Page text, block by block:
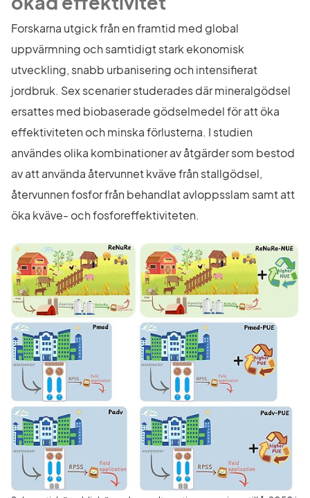
Forskarna utgick från en framtid med global
uppvärmning och samtidigt stark ekonomisk
utveckling, snabb urbanisering och intensifierat
jordbruk. Sex scenarier studerades där mineralgödsel
ersattes med biobaserade gödselmedel för att öka
effektiviteten och minska förlusterna. I studien
användes olika kombinationer av åtgärder som bestod
av att använda återvunnet kväve från stallgödsel,
återvunnen fosfor från behandlat avloppsslam samt att
öka kväve- och fosforeffektiviteten.